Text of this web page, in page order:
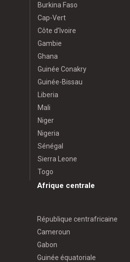
Burkina Faso
Cap-Vert
Côte d’Ivoire
Gambie
Ghana
Guinée Conakry
Guinée-Bissau
Liberia
Mali
Niger
Nigeria
Sénégal
Sierra Leone
Togo
Afrique centrale
République centrafricaine
Cameroun
Gabon
Guinée équatoriale